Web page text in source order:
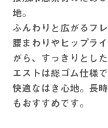
地。
ふんわりと広がるフ
腰まわりやヒップラ
がら、すっきりとし
エストは総ゴム仕様
快適なはき心地。長
もおすすめです。